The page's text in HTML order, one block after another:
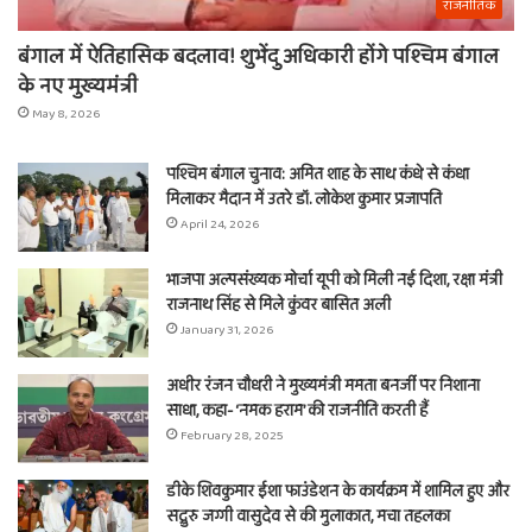
राजनीतिक
बंगाल में ऐतिहासिक बदलाव! शुभेंदु अधिकारी होंगे पश्चिम बंगाल
के नए मुख्यमंत्री
May 8, 2026
पश्चिम बंगाल चुनाव: अमित शाह के साथ कंधे से कंधा
मिलाकर मैदान में उतरे डॉ. लोकेश कुमार प्रजापति
April 24, 2026
भाजपा अल्पसंख्यक मोर्चा यूपी को मिली नई दिशा, रक्षा मंत्री
राजनाथ सिंह से मिले कुंवर बासित अली
January 31, 2026
अधीर रंजन चौधरी ने मुख्यमंत्री ममता बनर्जी पर निशाना
साधा, कहा- ‘नमक हराम’ की राजनीति करती हैं
February 28, 2025
डीके शिवकुमार ईशा फाउंडेशन के कार्यक्रम में शामिल हुए और
सद्गुरु जग्गी वासुदेव से की मुलाकात, मचा तहलका